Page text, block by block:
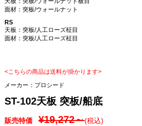
面材：突板/ウォールナット
RS
天板：突板/人工ローズ柾目
面材：突板/人工ローズ柾目
<こちらの商品は送料が掛かります>
メーカー： プロシード
ST-102天板 突板/船底
販売特価 ¥19,272～(税込)